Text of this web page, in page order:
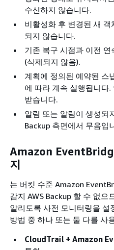
수신하지 않습니다.
비활성화 후 변경된 새
되지 않습니다.
기존 복구 시점과 이전
(삭제되지 않음).
계획에 정의된 예약된 스
에 따라 계속 실행됩니다
받습니다.
알림 또는 알림이 생성되
Backup 측면에서 무음입
Amazon
지
는 버킷 수준 Amazon
감지 AWS Backup 할 수 없으
알리도록 사전 모니터링을 설
방법 중 하나 또는 둘 다를 사
CloudTrail + Amazon